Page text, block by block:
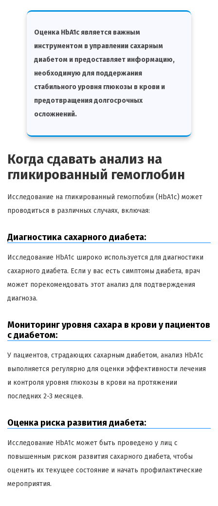
Оценка HbA1c является важным
инструментом в управлении сахарным
диабетом и предоставляет информацию,
необходимую для поддержания
стабильного уровня глюкозы в крови и
предотвращения долгосрочных
осложнений.
Когда сдавать анализ на
гликированный гемоглобин
Исследование на гликированный гемоглобин (HbA1c) может
проводиться в различных случаях, включая:
Диагностика сахарного диабета:
Исследование HbA1c широко используется для диагностики
сахарного диабета. Если у вас есть симптомы диабета, врач
может порекомендовать этот анализ для подтверждения
диагноза.
Мониторинг уровня сахара в крови у пациентов
с диабетом:
У пациентов, страдающих сахарным диабетом, анализ HbA1c
выполняется регулярно для оценки эффективности лечения
и контроля уровня глюкозы в крови на протяжении
последних 2-3 месяцев.
Оценка риска развития диабета:
Исследование HbA1c может быть проведено у лиц с
повышенным риском развития сахарного диабета, чтобы
оценить их текущее состояние и начать профилактические
мероприятия.